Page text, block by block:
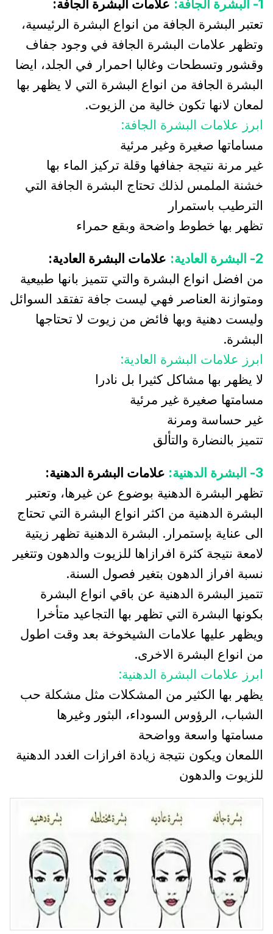
علامات البشرة الجافة:
تعتبر البشرة الجافة من انواع البشرة الرئيسية،
وتظهر علامات البشرة الجافة في وجود جفاف
وقشور وتسطحات وغالبا احمرار في الجلد، ايضا
البشرة الجافة من انواع البشرة التي لا يظهر بها
لمعان لانها تكون خالية من الزيوت.
ابرز علامات البشرة الجافة:
مساماتها صغيرة وغير مرئية
غير مرنة نتيجة جفافها وقلة تركيز الماء بها
خشنة الملمس لذلك تحتاج البشرة الجافة التي
الترطيب باستمرار
تظهر بها خطوط واضحة وبقع حمراء
2- البشرة العادية:
علامات البشرة العادية:
من افضل انواع البشرة والتي تتميز بانها طبيعية
ومتوازنة العناصر فهي ليست جافة تفتقد السوائل
وليست دهنية وبها فائض من زيوت لا تحتاجها
البشرة.
ابرز علامات البشرة العادية:
لا يظهر بها مشاكل كثيرا بل نادرا
مسامتها صغيرة غير مرئية
غير حساسة ومرنة
تتميز بالنضارة والتألق
3- البشرة الدهنية:
علامات البشرة الدهنية:
تظهر البشرة الدهنية بوضوع عن غيرها، وتعتبر
البشرة الدهنية من اكثر انواع البشرة التي تحتاج
الى عناية بإستمرار. البشرة الدهنية تظهر زيتية
لامعة نتيجة كثرة افرازاها للزيوت والدهون وتتغير
نسبة افراز الدهون بتغير فصول السنة.
تتميز البشرة الدهنية عن باقي انواع البشرة
بكونها البشرة التي تظهر بها التجاعيد متأخرا
ويظهر عليها علامات الشيخوخة بعد وقت اطول
من انواع البشرة الاخرى.
ابرز علامات البشرة الدهنية:
يظهر بها الكثير من المشكلات مثل مشكلة حب
الشباب، الرؤوس السوداء، البثور وغيرها
مسامتها واسعة وواضحة
اللمعان ويكون نتيجة زيادة افرازات الغدد الدهنية
للزيوت والدهون